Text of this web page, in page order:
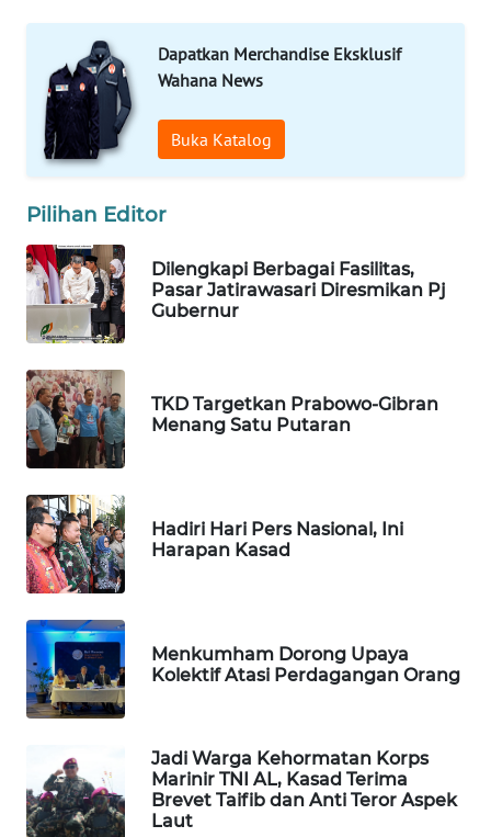
Dapatkan Merchandise Eksklusif
Wahana News
Buka Katalog
Pilihan Editor
Dilengkapi Berbagai Fasilitas,
Pasar Jatirawasari Diresmikan Pj
Gubernur
TKD Targetkan Prabowo-Gibran
Menang Satu Putaran
Hadiri Hari Pers Nasional, Ini
Harapan Kasad
Menkumham Dorong Upaya
Kolektif Atasi Perdagangan Orang
Jadi Warga Kehormatan Korps
Marinir TNI AL, Kasad Terima
Brevet Taifib dan Anti Teror Aspek
Laut
WAHANA
SELEB
WAHANA
PERSONA
WAHANA
OTOMOTIF
WAHANA
HEALTH
WAHANA
DESA
WISATA
LAPAK
WAHANA
Wahana
Network
KONSUMEN
LISTRIK
MASYARAKAT
WALINKI
ID